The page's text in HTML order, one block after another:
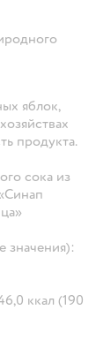
яблок,
продукта.
сока из
значения):
ккал (190